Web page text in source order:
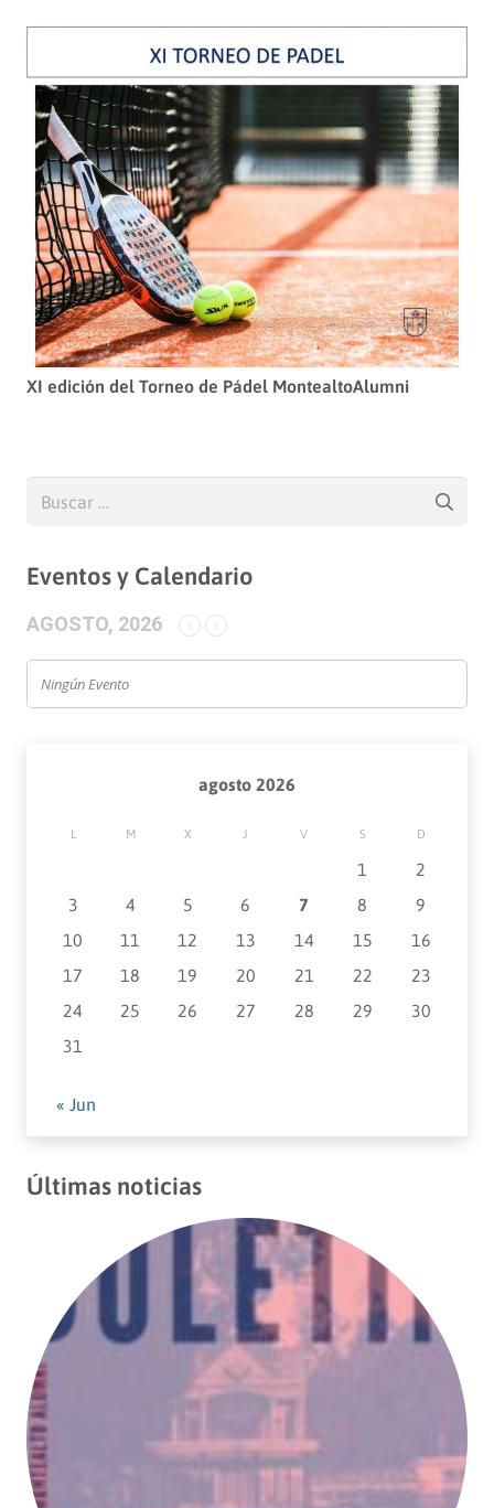
XI edición del Torneo de Pádel MontealtoAlumni
Eventos y Calendario
AGOSTO, 2026
Ningún Evento
agosto 2026
L M X J V S D
1
2
3
4 5 6 7 8
9
10
11 12 13 14 15
16
17
18 19 20 21 22
23
24
25 26 27 28 29
30
31
« Jun
Últimas noticias